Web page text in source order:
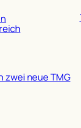
zwei neue TMG